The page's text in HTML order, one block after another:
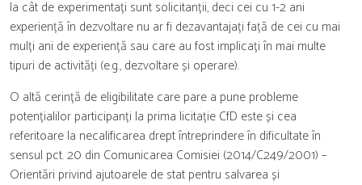
la cât de experimentați sunt solicitanții, deci cei cu 1-2 ani
experiență în dezvoltare nu ar fi dezavantajați față de cei cu mai
mulți ani de experiență sau care au fost implicați în mai multe
tipuri de activități (e.g., dezvoltare și operare).
O altă cerință de eligibilitate care pare a pune probleme
potențialilor participanți la prima licitație CfD este și cea
referitoare la necalificarea drept întreprindere în dificultate în
sensul pct. 20 din Comunicarea Comisiei (2014/C249/2001) –
Orientări privind ajutoarele de stat pentru salvarea și